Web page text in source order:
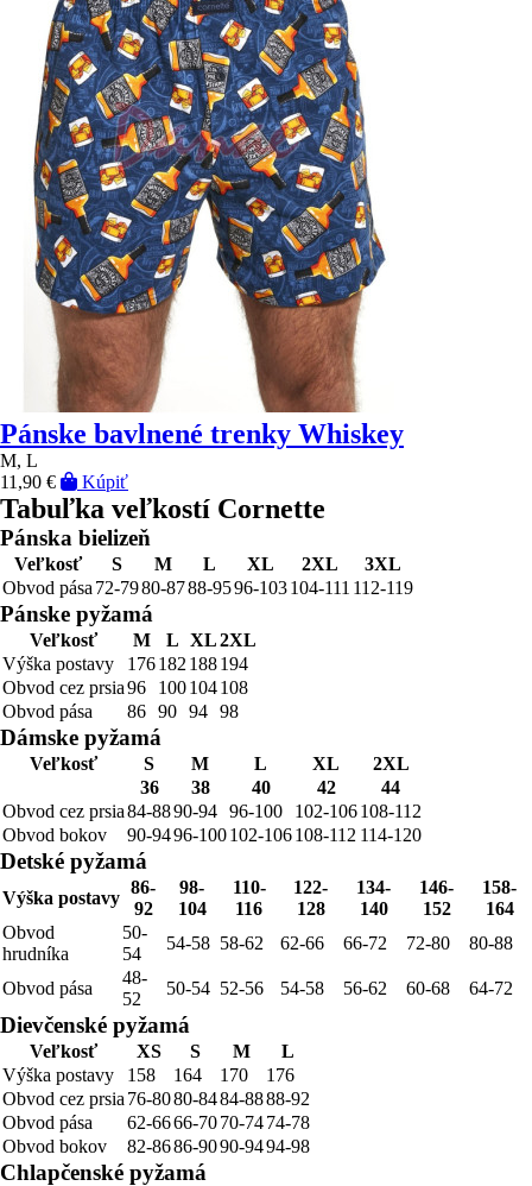
Pánske bavlnené trenky Whiskey
M, L
11,90 €
Kúpiť
Tabuľka veľkostí Cornette
Pánska bielizeň
Veľkosť S M L XL 2XL
3XL
Obvod pása 72-7980-8788-9596-103104-111 112-119
Pánske pyžamá
Veľkosť M L XL2XL
Výška postavy
176182 188194
Obvod cez prsia96 100104108
Obvod pása
86 90 94 98
Dámske pyžamá
Veľkosť S M L XL
2XL
36
38 40 42
44
Obvod cez prsia84-8890-94 96-100 102-106108-112
Obvod bokov
90-9496-100102-106108-112 114-120
Detské pyžamá
Výška postavy
86-
92
98-
104
110-
116
122-
128
134-
140
146-
152
158-
164
Obvod
hrudníka
50-
54
54-58 58-62 62-66 66-72 72-80 80-88
Obvod pása
48-
52
50-54 52-56 54-58 56-62 60-68 64-72
Dievčenské pyžamá
Veľkosť XS S M
L
Výška postavy
158 164 170
176
Obvod cez prsia 76-8080-8484-8888-92
Obvod pása
62-6666-7070-7474-78
Obvod bokov
82-8686-9090-9494-98
Chlapčenské pyžamá